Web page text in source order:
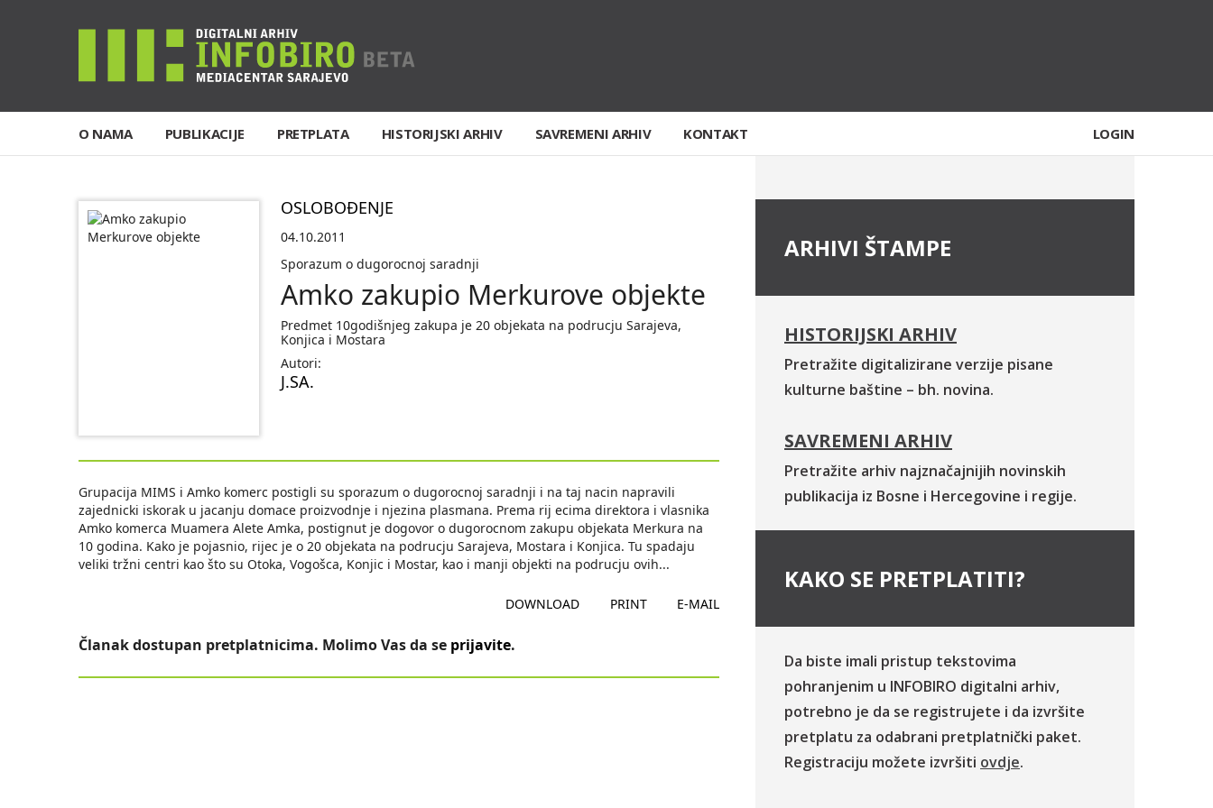
O NAMA PUBLIKACIJE PRETPLATA HISTORIJSKI ARHIV SAVREMENI ARHIV KONTAKT LOGIN
OSLOBOĐENJE
04.10.2011
Sporazum o dugorocnoj saradnji
Amko zakupio Merkurove objekte
Predmet 10godišnjeg zakupa je 20 objekata na podrucju Sarajeva,
Konjica i Mostara
Autori:
J.SA.
Grupacija MIMS i Amko komerc postigli su sporazum o dugorocnoj saradnji i na taj nacin napravili
zajednicki iskorak u jacanju domace proizvodnje i njezina plasmana. Prema rij ecima direktora i vlasnika
Amko komerca Muamera Alete Amka, postignut je dogovor o dugorocnom zakupu objekata Merkura na
10 godina. Kako je pojasnio, rijec je o 20 objekata na podrucju Sarajeva, Mostara i Konjica. Tu spadaju
veliki tržni centri kao što su Otoka, Vogošca, Konjic i Mostar, kao i manji objekti na podrucju ovih...
DOWNLOAD PRINT E-MAIL
Članak dostupan pretplatnicima. Molimo Vas da se prijavite.
ARHIVI ŠTAMPE
HISTORIJSKI ARHIV
Pretražite digitalizirane verzije pisane
kulturne baštine – bh. novina.
SAVREMENI ARHIV
Pretražite arhiv najznačajnijih novinskih
publikacija iz Bosne i Hercegovine i regije.
KAKO SE PRETPLATITI?
Da biste imali pristup tekstovima
pohranjenim u INFOBIRO digitalni arhiv,
potrebno je da se registrujete i da izvršite
pretplatu za odabrani pretplatnički paket.
Registraciju možete izvršiti ovdje.